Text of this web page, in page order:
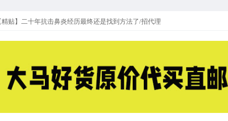
精贴】二十年抗击鼻炎经历最终还是找到方法了/招代理